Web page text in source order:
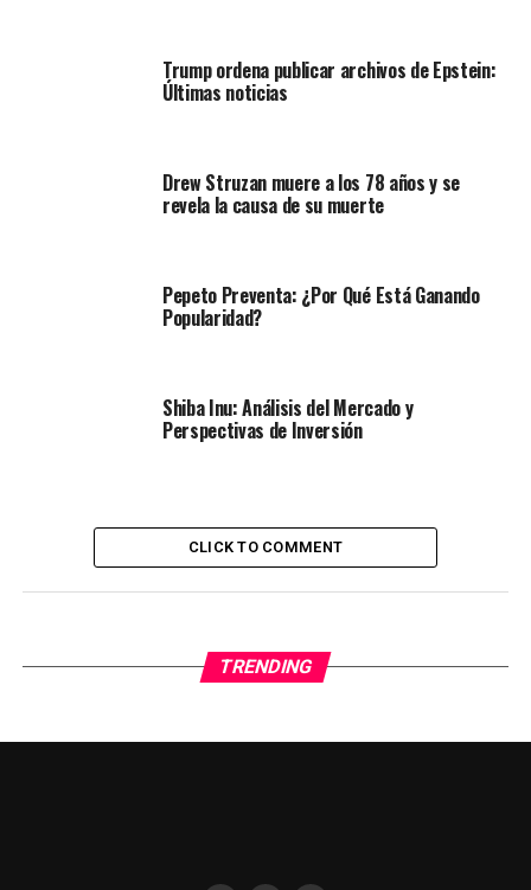
Trump ordena publicar archivos de Epstein:
Últimas noticias
Drew Struzan muere a los 78 años y se
revela la causa de su muerte
Pepeto Preventa: ¿Por Qué Está Ganando
Popularidad?
Shiba Inu: Análisis del Mercado y
Perspectivas de Inversión
CLICK TO COMMENT
TRENDING